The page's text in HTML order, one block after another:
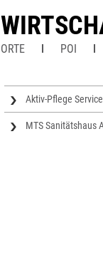
ORTE POI
Aktiv-Pflege
MTS Sanitätshaus